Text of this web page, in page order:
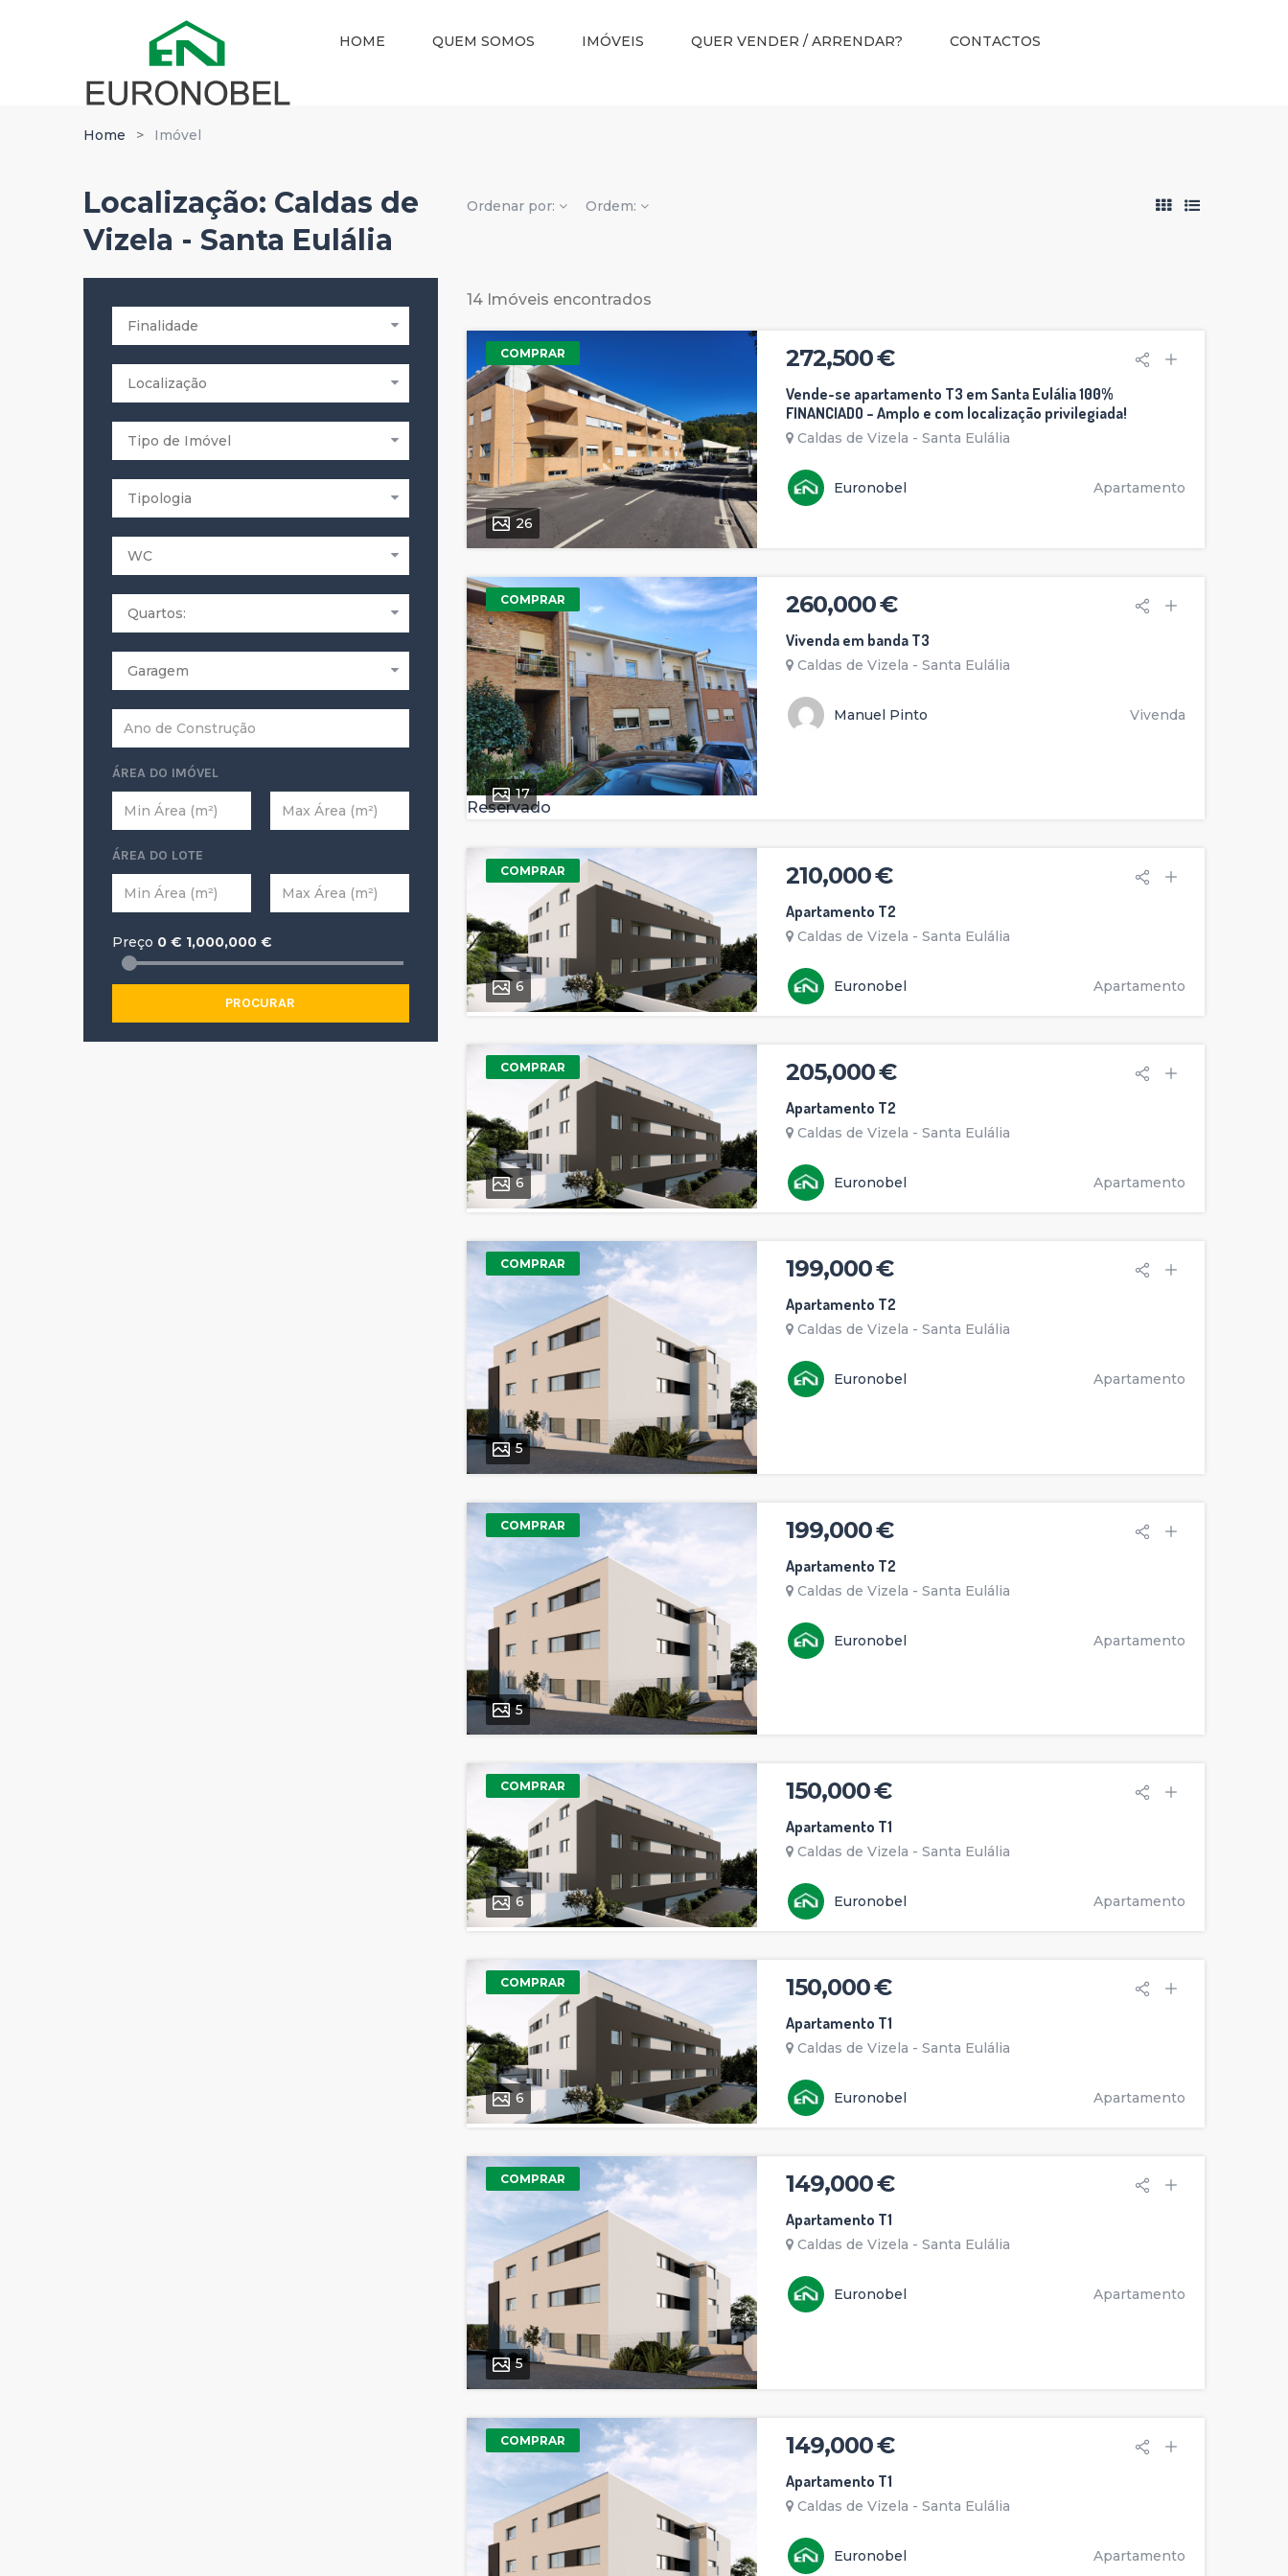
HOME QUEM SOMOS IMÓVEIS QUER VENDER / ARRENDAR? CONTACTOS
Home Imóvel
Localização: Caldas de
Vizela - Santa Eulália
Ordenar por: Ordem:
14 Imóveis encontrados
COMPRAR
26
272,500 €
Vende-se apartamento T3 em Santa Eulália 100%
FINANCIADO – Amplo e com localização privilegiada!
Caldas de Vizela - Santa Eulália
Euronobel Apartamento
COMPRAR
Reservado
17
260,000 €
Vivenda em banda T3
Caldas de Vizela - Santa Eulália
Manuel Pinto Vivenda
COMPRAR
6
210,000 €
Apartamento T2
Caldas de Vizela - Santa Eulália
Euronobel Apartamento
COMPRAR
6
205,000 €
Apartamento T2
Caldas de Vizela - Santa Eulália
Euronobel Apartamento
COMPRAR
5
199,000 €
Apartamento T2
Caldas de Vizela - Santa Eulália
Euronobel Apartamento
COMPRAR
5
199,000 €
Apartamento T2
Caldas de Vizela - Santa Eulália
Euronobel Apartamento
COMPRAR
6
150,000 €
Apartamento T1
Caldas de Vizela - Santa Eulália
Euronobel Apartamento
COMPRAR
6
150,000 €
Apartamento T1
Caldas de Vizela - Santa Eulália
Euronobel Apartamento
COMPRAR
5
149,000 €
Apartamento T1
Caldas de Vizela - Santa Eulália
Euronobel Apartamento
COMPRAR 149,000 €
Apartamento T1
Caldas de Vizela - Santa Eulália
Euronobel Apartamento
ÁREA DO IMÓVEL
ÁREA DO LOTE
Preço 0 € 1,000,000 €
PROCURAR